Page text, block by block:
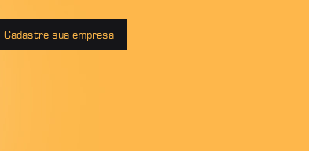
Cadastre sua empresa